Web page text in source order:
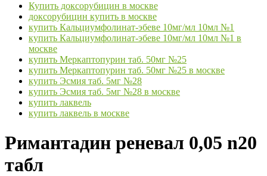
Купить доксорубицин в москве
доксорубицин купить в москве
купить Кальциумфолинат-эбеве 10мг/мл 10мл №1
купить Кальциумфолинат-эбеве 10мг/мл 10мл №1 в
москве
купить Меркаптопурин таб. 50мг №25
купить Меркаптопурин таб. 50мг №25 в москве
купить Эсмия таб. 5мг №28
купить Эсмия таб. 5мг №28 в москве
купить лаквель
купить лаквель в москве
Римантадин реневал 0,05 n20
табл